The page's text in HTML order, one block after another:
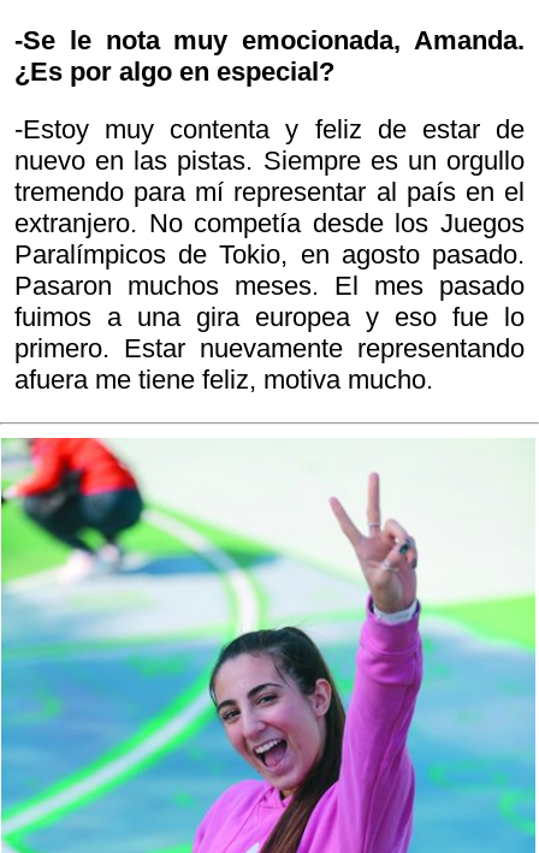
-Se le nota muy emocionada, Amanda.
¿Es por algo en especial?
-Estoy muy contenta y feliz de estar de
nuevo en las pistas. Siempre es un orgullo
tremendo para mí representar al país en el
extranjero. No competía desde los Juegos
Paralímpicos de Tokio, en agosto pasado.
Pasaron muchos meses. El mes pasado
fuimos a una gira europea y eso fue lo
primero. Estar nuevamente representando
afuera me tiene feliz, motiva mucho.